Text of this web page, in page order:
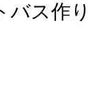
バス作り